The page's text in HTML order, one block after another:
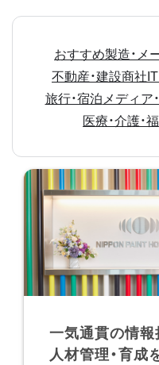
おすすめ製造・メ
不動産・建設商社
旅行・宿泊 メディア
医療・介護・
一気通貫の情
人材管理・育成